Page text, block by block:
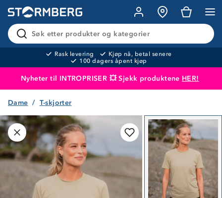
Søk etter produkter og kategorier
Rask levering
Kjøp nå, betal senere
100 dagers åpent kjøp
Nyheter til INTROPRISER 💥 Sjekk produktene HER!
Produktet er lagt i handlekurven
Dame T-skjorter